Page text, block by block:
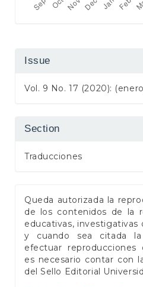
Issue
Vol. 9 No. 17 (2020):
Section
Traducciones
Queda autorizada la
de los contenidos de la
educativas, investigativas
y cuando sea citada
efectuar
es necesario contar con
del Sello Editorial